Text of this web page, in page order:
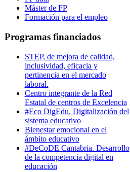
Máster de FP
Formación para el empleo
Programas financiados
STEP, de mejora de calidad,
inclusividad, eficacia y
pertinencia en el mercado
laboral.
Centro integrante de la Red
Estatal de centros de Excelencia
#Eco DigEdu. Digitalización del
sistema educativo
Bienestar emocional en el
ámbito educativo
#DeCoDE Cantabria. Desarrollo
de la competencia digital en
educación